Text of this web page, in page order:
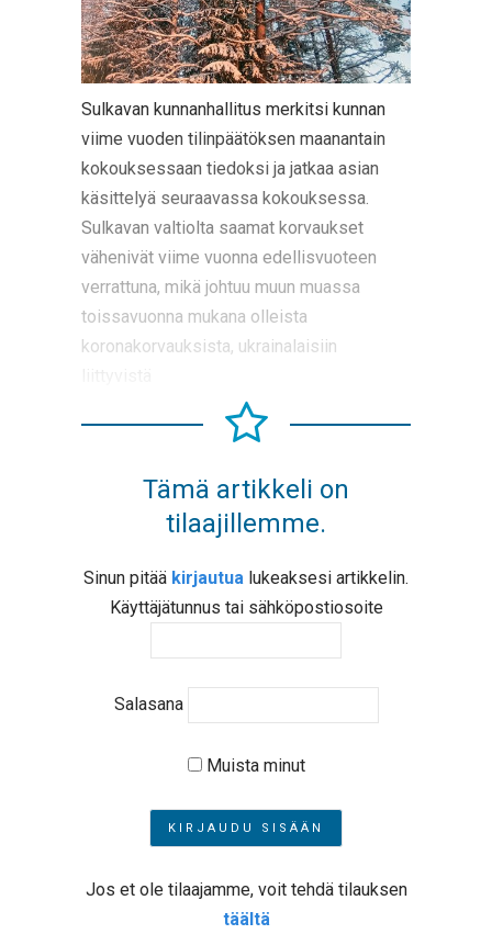
Sulkavan kunnanhallitus merkitsi kunnan
viime vuoden tilinpäätöksen maanantain
kokouksessaan tiedoksi ja jatkaa asian
käsittelyä seuraavassa kokouksessa.
Sulkavan valtiolta saamat korvaukset
vähenivät viime vuonna edellisvuoteen
verrattuna, mikä johtuu muun muassa
toissavuonna mukana olleista
koronakorvauksista, ukrainalaisiin
Tämä artikkeli on
tilaajillemme.
Sinun pitää kirjautua lukeaksesi artikkelin.
Käyttäjätunnus tai sähköpostiosoite
Salasana
Muista minut
Jos et ole tilaajamme, voit tehdä tilauksen
täältä